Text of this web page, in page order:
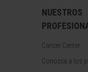
NUESTROS
Cancer Center
Conozca a los